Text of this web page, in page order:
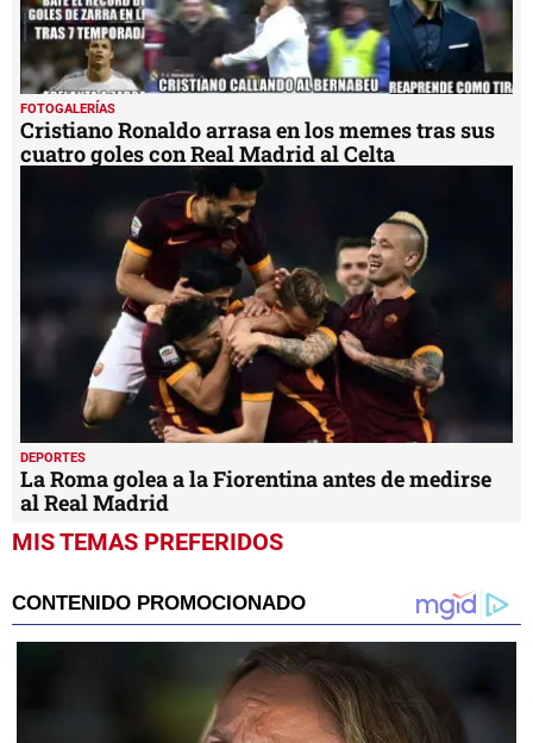
FOTOGALERÍAS
Cristiano Ronaldo arrasa en los memes tras sus
cuatro goles con Real Madrid al Celta
DEPORTES
La Roma golea a la Fiorentina antes de medirse
al Real Madrid
MIS TEMAS PREFERIDOS